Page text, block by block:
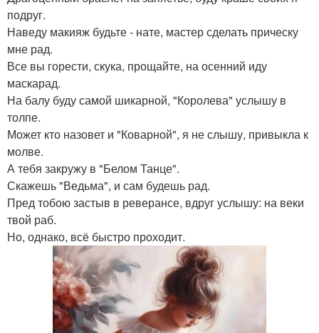
подруг.
Наведу макияж будьте - нате, мастер сделать прическу
мне рад.
Все вы горести, скука, прощайте, на осенний иду
маскарад.
На балу буду самой шикарной, "Королева" услышу в
толпе.
Может кто назовет и "Коварной", я не слышу, привыкла к
молве.
А тебя закружу в "Белом Танце".
Скажешь "Ведьма", и сам будешь рад.
Пред тобою застыв в реверансе, вдруг услышу: на веки
твой раб.
Но, однако, всё быстро проходит.